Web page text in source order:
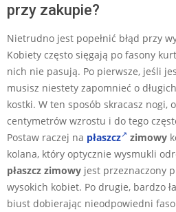
przy zakupie?
Nietrudno jest popełnić błąd przy
Kobiety często sięgają po fasony
nich nie pasują. Po pierwsze, jeśli
musisz niestety zapomnieć o
kostki. W ten sposób skracasz nogi,
centymetrów wzrostu i do tego
Postaw raczej na płaszcz zimowy
kolana, który optycznie wysmukli
płaszcz zimowy jest przeznaczony
wysokich kobiet. Po drugie, bardzo
biust dobierając nieodpowiedni